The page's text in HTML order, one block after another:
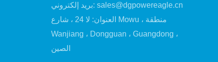
بريد إلكتروني: sales@dgpowereagle.cn
العنوان: لا 24 ، شارع Mowu ، منطقة
Wanjiang ، Dongguan ، Guangdong ،
الصين